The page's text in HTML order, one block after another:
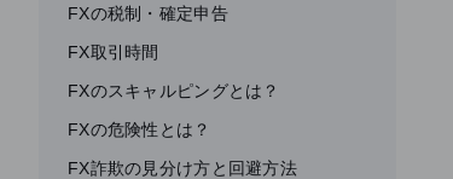
FXの税制・確定申告
FX取引時間
FXのスキャルピングとは？
FXの危険性とは？
FX詐欺の見分け方と回避方法